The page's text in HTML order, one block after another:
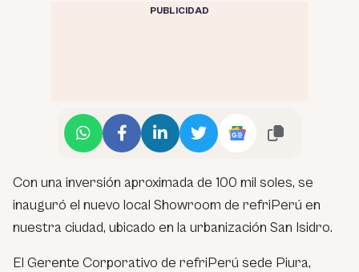
PUBLICIDAD
Con una inversión aproximada de 100 mil soles, se
inauguró el nuevo local Showroom de refriPerú en
nuestra ciudad, ubicado en la urbanización San Isidro.
El Gerente Corporativo de refriPerú sede Piura,